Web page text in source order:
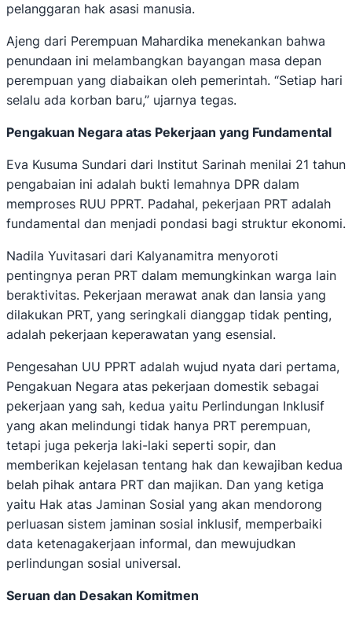
pelanggaran hak asasi manusia.
Ajeng dari Perempuan Mahardika menekankan bahwa
penundaan ini melambangkan bayangan masa depan
perempuan yang diabaikan oleh pemerintah. “Setiap hari
selalu ada korban baru,” ujarnya tegas.
Pengakuan Negara atas Pekerjaan yang Fundamental
Eva Kusuma Sundari dari Institut Sarinah menilai 21 tahun
pengabaian ini adalah bukti lemahnya DPR dalam
memproses RUU PPRT. Padahal, pekerjaan PRT adalah
fundamental dan menjadi pondasi bagi struktur ekonomi.
Nadila Yuvitasari dari Kalyanamitra menyoroti
pentingnya peran PRT dalam memungkinkan warga lain
beraktivitas. Pekerjaan merawat anak dan lansia yang
dilakukan PRT, yang seringkali dianggap tidak penting,
adalah pekerjaan keperawatan yang esensial.
Pengesahan UU PPRT adalah wujud nyata dari pertama,
Pengakuan Negara atas pekerjaan domestik sebagai
pekerjaan yang sah, kedua yaitu Perlindungan Inklusif
yang akan melindungi tidak hanya PRT perempuan,
tetapi juga pekerja laki-laki seperti sopir, dan
memberikan kejelasan tentang hak dan kewajiban kedua
belah pihak antara PRT dan majikan. Dan yang ketiga
yaitu Hak atas Jaminan Sosial yang akan mendorong
perluasan sistem jaminan sosial inklusif, memperbaiki
data ketenagakerjaan informal, dan mewujudkan
perlindungan sosial universal.
Seruan dan Desakan Komitmen